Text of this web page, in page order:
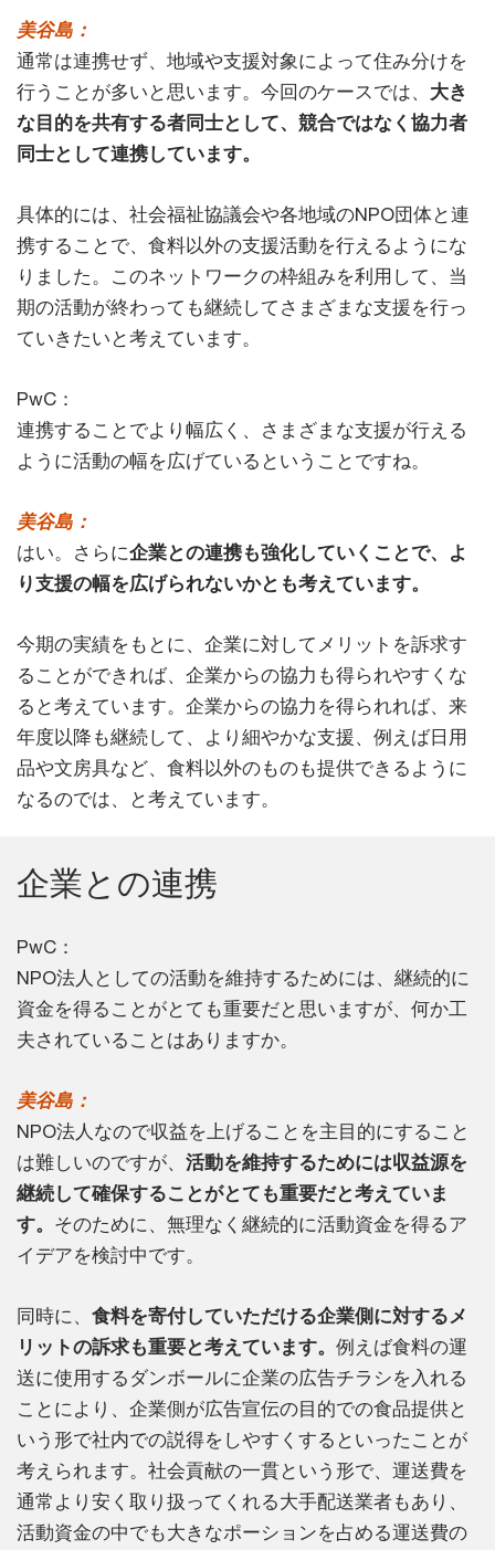
美谷島：
通常は連携せず、地域や支援対象によって住み分けを
行うことが多いと思います。今回のケースでは、 大き
な目的を共有する者同士として、競合ではなく協力者
同士として連携しています。
具体的には、社会福祉協議会や各地域のNPO団体と連
携することで、食料以外の支援活動を行えるようにな
りました。このネットワークの枠組みを利用して、当
期の活動が終わっても継続してさまざまな支援を行っ
ていきたいと考えています。
PwC：
連携することでより幅広く、さまざまな支援が行える
ように活動の幅を広げているということですね。
美谷島：
はい。さらに企業との連携も強化していくことで、よ
り支援の幅を広げられないかとも考えています。
今期の実績をもとに、企業に対してメリットを訴求す
ることができれば、企業からの協力も得られやすくな
ると考えています。企業からの協力を得られれば、来
年度以降も継続して、より細やかな支援、例えば日用
品や文房具など、食料以外のものも提供できるように
なるのでは、と考えています。
企業との連携
PwC：
NPO法人としての活動を維持するためには、継続的に
資金を得ることがとても重要だと思いますが、何か工
夫されていることはありますか。
美谷島：
NPO法人なので収益を上げることを主目的にすること
は難しいのですが、 活動を維持するためには収益源を
継続して確保することがとても重要だと考えていま
す。 そのために、無理なく継続的に活動資金を得るア
イデアを検討中です。
同時に、 食料を寄付していただける企業側に対するメ
リットの訴求も重要と考えています。 例えば食料の運
送に使用するダンボールに企業の広告チラシを入れる
ことにより、企業側が広告宣伝の目的での食品提供と
いう形で社内での説得をしやすくするといったことが
考えられます。社会貢献の一貫という形で、運送費を
通常より安く取り扱ってくれる大手配送業者もあり、
活動資金の中でも大きなポーションを占める運送費の